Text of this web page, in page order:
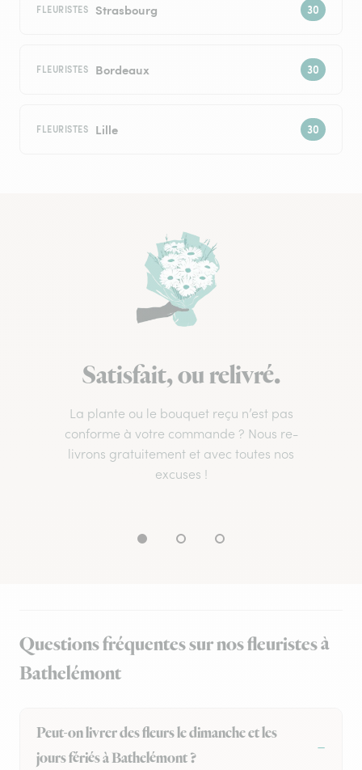
FLEURISTES Strasbourg
FLEURISTES Bordeaux
FLEURISTES Lille
Satisfait, ou relivré.
La plante ou le bouquet reçu n’est pas
conforme à votre commande ? Nous re-
livrons gratuitement et avec toutes nos
excuses !
Questions fréquentes sur nos fleuristes à
Bathelémont
Peut-on livrer des fleurs le dimanche et les
jours fériés à Bathelémont ?